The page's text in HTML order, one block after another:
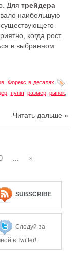
Для трейдера
наибольшую
когда рост
в выбранном
, Форекс в деталях
пункт, размер, рынoк
Читать дальше »
... »
SUBSCRIBE
Следуй за
в Twitter!